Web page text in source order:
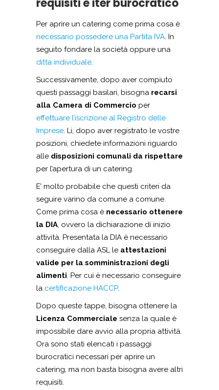
requisiti e iter burocratico
Per aprire un catering come prima cosa è
necessario possedere una Partita IVA. In
seguito fondare la società oppure una
ditta individuale.
Successivamente, dopo aver compiuto
questi passaggi basilari, bisogna recarsi
alla Camera di Commercio per
effettuare l’iscrizione al Registro delle
Imprese. Li, dopo aver registrato le vostre
posizioni, chiedete informazioni riguardo
alle disposizioni comunali da rispettare
per l’apertura di un catering.
E’ molto probabile che questi criteri da
seguire varino da comune a comune.
Come prima cosa è necessario ottenere
la DIA, ovvero la dichiarazione di inizio
attività. Presentata la DIA è necessario
conseguire dalla ASL le attestazioni
valide per la somministrazioni degli
alimenti. Per cui è necessario conseguire
la certificazione HACCP.
Dopo queste tappe, bisogna ottenere la
Licenza Commerciale senza la quale è
impossibile dare avvio alla propria attività.
Ora sono stati elencati i passaggi
burocratici necessari per aprire un
catering, ma non basta bisogna avere altri
requisiti.